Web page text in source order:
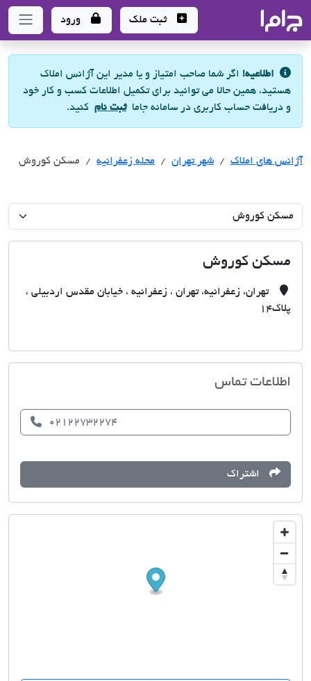
- سامانه جامع املاک و مشاورین املاک
ثبت ملک ورود
اطلاعیه! اگر شما صاحب امتیاز و یا مدیر این آژانس املاک
هستید، همین حالا می توانید برای تکمیل اطلاعات کسب و کار خود
و دریافت حساب کاربری در سامانه جاماثبت نام کنید.
آژانس های املاک آژانس های املاک
شهر تهران آژانس های املاک
محله زعفرانیه مسکن کوروش
مسکن کوروش
تهران، زعفرانیه، تهران ، زعفرانیه ، خیابان مقدس اردبیلی ،
پلاک14
اطلاعات تماس
02122732274
اشتراک